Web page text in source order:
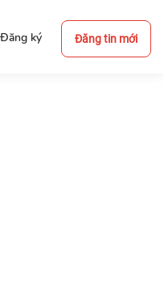
Đăng ký Đăng tin mới